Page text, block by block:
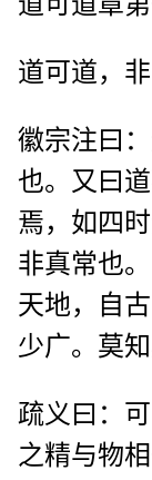
道可道，
徽宗注曰
也。又曰
焉，如四
非真常也
天地，自
少广。莫
疏义曰：
之精与物